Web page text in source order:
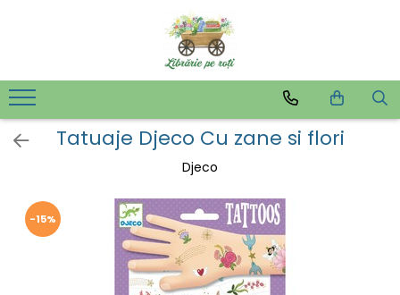
Tatuaje Djeco Cu zane si flori
Djeco
-15%